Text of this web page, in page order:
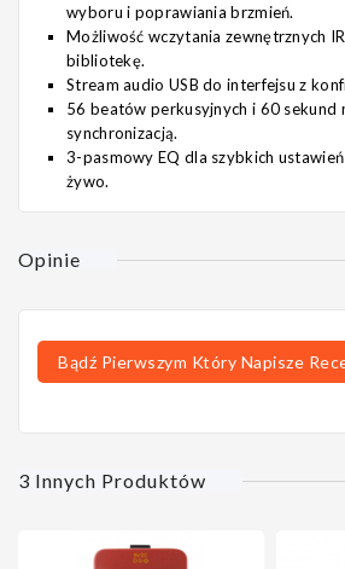
wyboru i poprawiania brzmień.
Możliwość wczytania zewnętrznych
bibliotekę.
Stream audio USB do interfejsu z
56 beatów perkusyjnych i 60 sekund
synchronizacją.
3-pasmowy EQ dla szybkich
żywo.
Opinie
Bądź Pierwszym Który Napisze
3 Innych Produktów